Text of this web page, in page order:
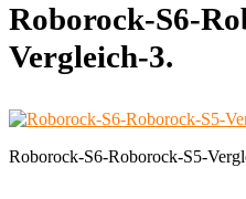
Roborock-S6-
Vergleich-3.
Roborock-S6-Roborock-S5-